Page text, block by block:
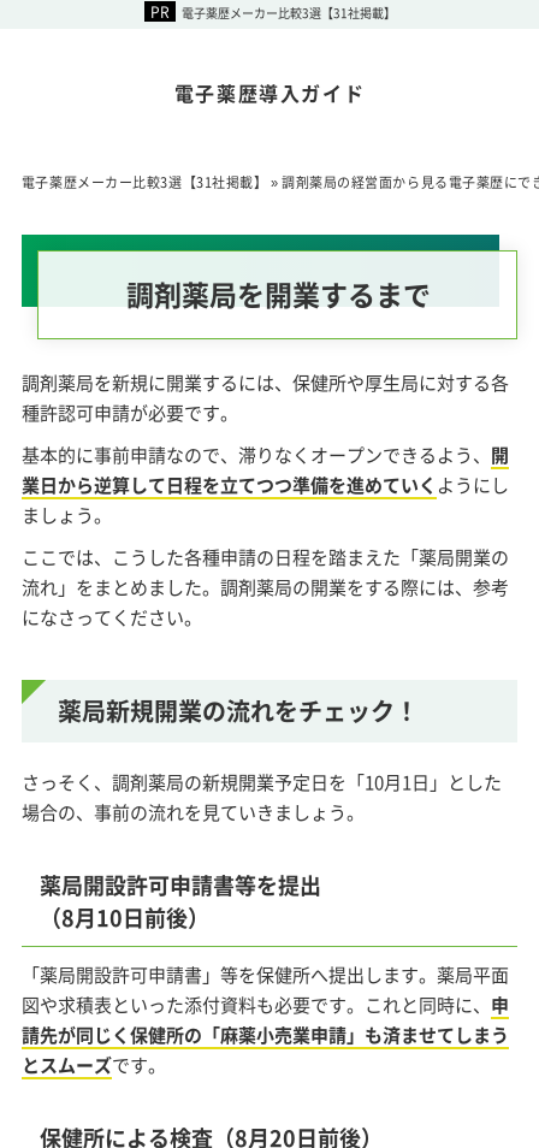
電子薬歴メーカー比較3選【31社掲載】
電子薬歴導入ガイド
電子薬歴メーカー比較3選【31社掲載】 »調剤薬局の経営面から見る電子薬歴にで
調剤薬局を開業するまで
調剤薬局を新規に開業するには、保健所や厚生局に対する各
種許認可申請が必要です。
基本的に事前申請なので、滞りなくオープンできるよう、 開
業日から逆算して日程を立てつつ準備を進めていく ようにし
ましょう。
ここでは、こうした各種申請の日程を踏まえた「薬局開業の
流れ」をまとめました。調剤薬局の開業をする際には、参考
になさってください。
薬局新規開業の流れをチェック！
さっそく、調剤薬局の新規開業予定日を「10月1日」とした
場合の、事前の流れを見ていきましょう。
薬局開設許可申請書等を提出
（8月10日前後）
「薬局開設許可申請書」等を保健所へ提出します。薬局平面
図や求積表といった添付資料も必要です。これと同時に、 申
請先が同じく保健所の「麻薬小売業申請」も済ませてしまう
とスムーズです。
保健所による検査（8月20日前後）